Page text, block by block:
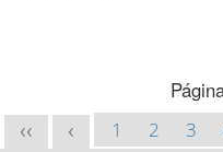
<< < 1 2 3